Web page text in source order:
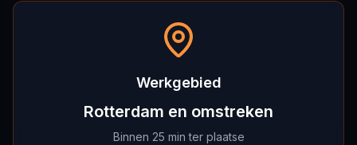
Werkgebied
Rotterdam en omstreken
Binnen 25 min ter plaatse